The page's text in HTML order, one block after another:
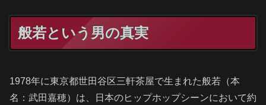
般若という男の真実
1978年に東京都世田谷区三軒茶屋で生まれた般若（本
名：武田嘉穂）は、日本のヒップホップシーンにおいて約